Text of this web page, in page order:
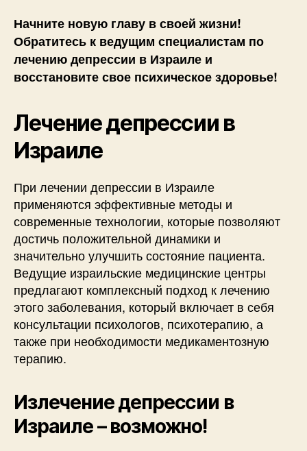
Начните новую главу в своей жизни!
Обратитесь к ведущим специалистам по
лечению депрессии в Израиле и
восстановите свое психическое здоровье!
Лечение депрессии в
Израиле
При лечении депрессии в Израиле
применяются эффективные методы и
современные технологии, которые позволяют
достичь положительной динамики и
значительно улучшить состояние пациента.
Ведущие израильские медицинские центры
предлагают комплексный подход к лечению
этого заболевания, который включает в себя
консультации психологов, психотерапию, а
также при необходимости медикаментозную
терапию.
Излечение депрессии в
Израиле – возможно!